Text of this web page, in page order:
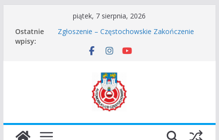
treści
piątek, 7 sierpnia, 2026
Ostatnie
wpisy:
Częstochowskie Rozpoczęcie Sezonu 2026
Zgłoszenie – Częstochowskie Zakończenie
45 Rajd Częstochowski zostaje odwołany.
I Gliwicki Classic Sprint o Puchar Prezydenta
Miasta Gliwice